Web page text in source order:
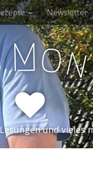
Newsletter
Mon
und vieles